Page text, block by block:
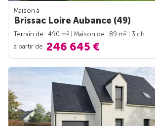
Maison à
Brissac Loire Aubance (49)
Terrain de : 490 m2 | Maison de : 89 m2
| 3 ch.
à partir de 246 645 €